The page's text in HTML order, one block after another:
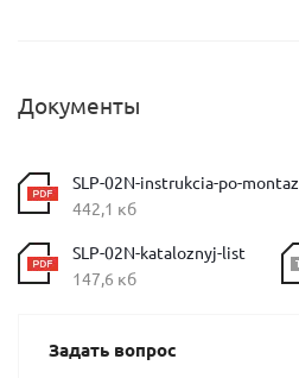
Документы
SLP-02N-instrukcia-po-
442,1 кб
SLP-02N-kataloznyj-list
147,6 кб
Задать вопрос